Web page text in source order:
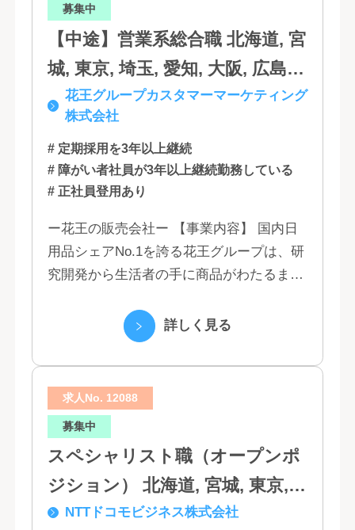
募集中
【中途】営業系総合職 北海道, 宮
城, 東京, 埼玉, 愛知, 大阪, 広島,
福岡花王グループカスタマーマーケティング
株式会社
# 定期採用を3年以上継続
# 障がい者社員が3年以上継続勤務している
# 正社員登用あり
ー花王の販売会社ー 【事業内容】 国内日
用品シェアNo.1を誇る花王グループは、研
究開発から生活者の手に商品がわたるまで
で、情報のスピード、質、量ともに他社に
詳しく見る
求人No. 12088
募集中
スペシャリスト職（オープンポ
ジション） 北海道, 宮城, 東京,
石川, 愛知, 大阪, 広島, 香川, 福岡
NTTドコモビジネス株式会社